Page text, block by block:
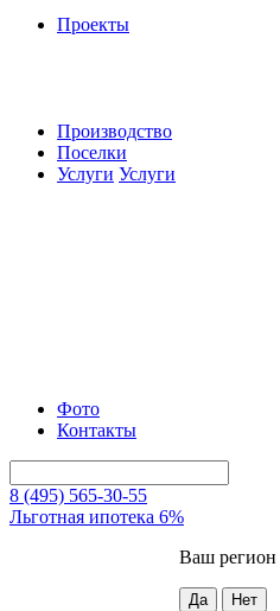
Проекты
Производство
Поселки
Услуги Услуги
Фото
Контакты
8 (495) 565-30-55
Льготная ипотека 6%
Ваш регион